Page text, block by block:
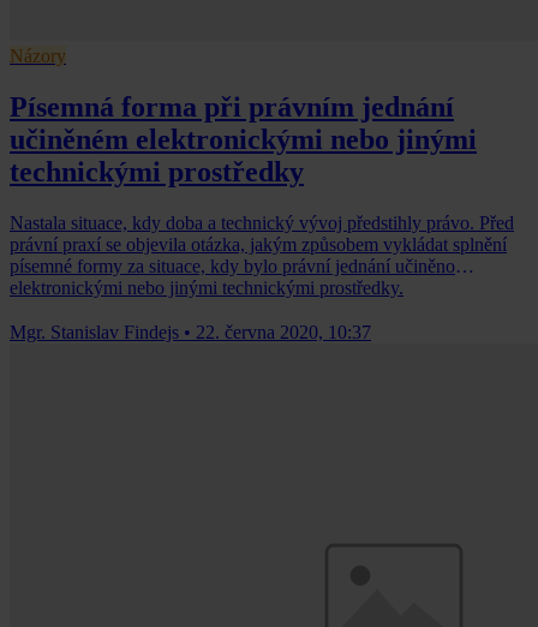
Názory
Písemná forma při právním jednání
učiněném elektronickými nebo jinými
technickými prostředky
Nastala situace, kdy doba a technický vývoj předstihly právo. Před
právní praxí se objevila otázka, jakým způsobem vykládat splnění
písemné formy za situace, kdy bylo právní jednání učiněno
elektronickými nebo jinými technickými prostředky.
Mgr. Stanislav Findejs • 22. června 2020, 10:37